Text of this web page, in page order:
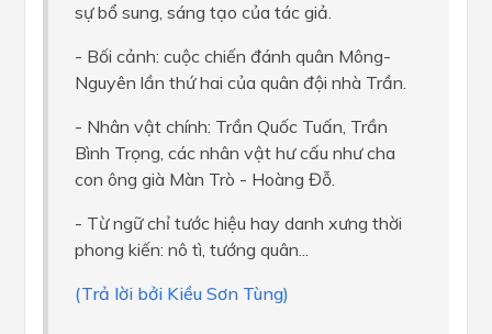
sự bổ sung, sáng tạo của tác giả.
- Bối cảnh: cuộc chiến đánh quân Mông-
Nguyên lần thứ hai của quân đội nhà Trần.
- Nhân vật chính: Trần Quốc Tuấn, Trần
Bình Trọng, các nhân vật hư cấu như cha
con ông già Màn Trò - Hoàng Đỗ.
- Từ ngữ chỉ tước hiệu hay danh xưng thời
phong kiến: nô tì, tướng quân...
(Trả lời bởi Kiều Sơn Tùng)